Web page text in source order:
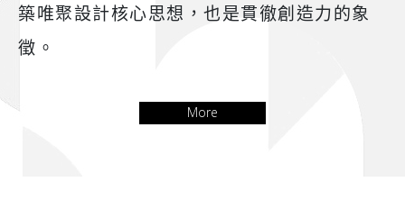
築唯聚設計核心思想，也是貫徹創造力的象
徵。
More